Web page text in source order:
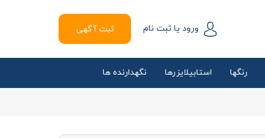
ورود یا ثبت نام ثبت آگهی
رنگها استابیلایزرها نگهدارنده ها